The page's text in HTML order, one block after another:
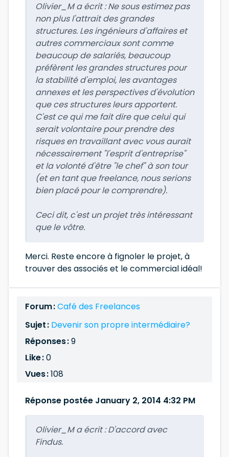
Olivier_M a écrit :Ne sous estimez pas
non plus l'attrait des grandes
structures. Les ingénieurs d'affaires et
autres commerciaux sont comme
beaucoup de salariés, beaucoup
préfèrent les grandes structures pour
la stabilité d'emploi, les avantages
annexes et les perspectives d'évolution
que ces structures leurs apportent.
C'est ce qui me fait dire que celui qui
serait volontaire pour prendre des
risques en travaillant avec vous aurait
nécessairement "l'esprit d'entreprise"
et la volonté d'être "le chef" à son tour
(et en tant que freelance, nous serions
bien placé pour le comprendre).
Ceci dit, c'est un projet très intéressant
que le vôtre.
Merci. Reste encore à fignoler le projet, à
trouver des associés et le commercial idéal!
Forum :Café des Freelances
Sujet : Devenir son propre intermédiaire?
Réponses :9
Like :0
Vues :108
Réponse postée January 2, 2014 4:32 PM
Olivier_M a écrit :D'accord avec
Findus.